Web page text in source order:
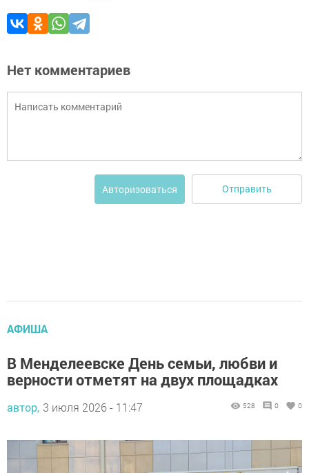
Нет комментариев
Авторизоваться Отправить
АФИША
В Менделеевске День семьи, любви и
верности отметят на двух площадках
автор, 3 июля 2026 - 11:47 528 0 0